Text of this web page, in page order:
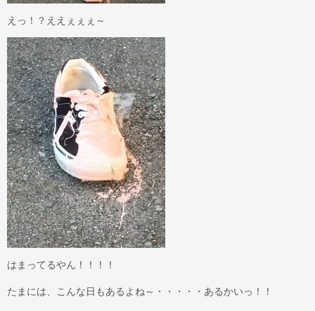
えっ！？ええぇぇぇ～
はまってるやん！！！！
たまには、こんな日もあるよね～・・・・・あるかいっ！！